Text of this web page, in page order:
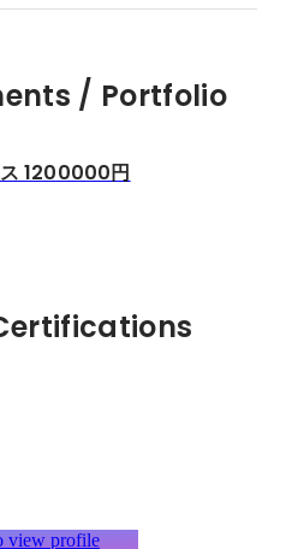
/ Portfolio
1200000円
view profile